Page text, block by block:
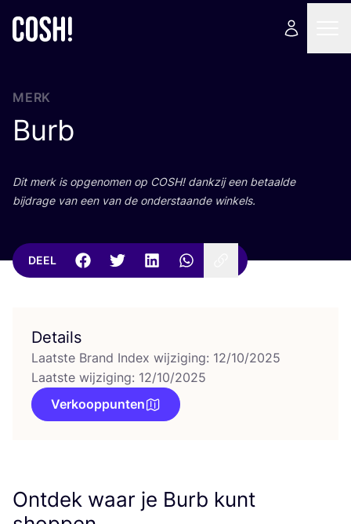
MERK
Burb
Dit merk is opge­no­men op COSH! dank­zij een betaal­de
bij­dra­ge van een van de onder­staan­de winkels.
DEEL
Details
Laatste Brand Index wijziging: 12/10/2025
Laatste wijziging: 12/10/2025
Verkooppunten
Ontdek waar je Burb kunt